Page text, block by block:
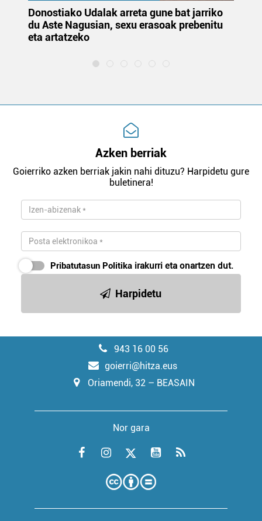
Donostiako Udalak arreta gune bat jarriko
du Aste Nagusian, sexu erasoak prebenitu
eta artatzeko
Azken berriak
Goierriko azken berriak jakin nahi dituzu? Harpidetu gure
buletinera!
Pribatutasun Politika irakurri eta onartzen dut.
Harpidetu
943 16 00 56
goierri@hitza.eus
Oriamendi, 32 – BEASAIN
Nor gara